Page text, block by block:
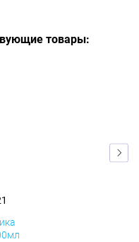
товары: